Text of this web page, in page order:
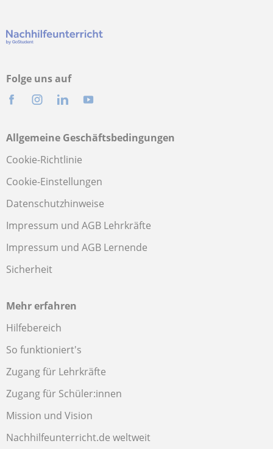
Folge uns auf
Allgemeine Geschäftsbedingungen
Cookie-Richtlinie
Cookie-Einstellungen
Datenschutzhinweise
Impressum und AGB Lehrkräfte
Impressum und AGB Lernende
Sicherheit
Mehr erfahren
Hilfebereich
So funktioniert's
Zugang für Lehrkräfte
Zugang für Schüler:innen
Mission und Vision
Nachhilfeunterricht.de weltweit